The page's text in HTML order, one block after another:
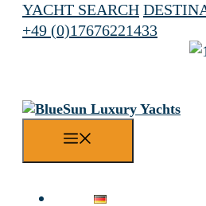
YACHT SEARCH
+49 (0)17676221433